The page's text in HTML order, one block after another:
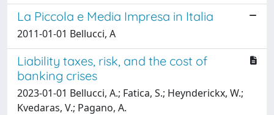
La Piccola e Media Impresa in Italia
2011-01-01 Bellucci, A
Liability taxes, risk, and the cost of
banking crises
2023-01-01 Bellucci, A.; Fatica, S.; Heynderickx, W.;
Kvedaras, V.; Pagano, A.